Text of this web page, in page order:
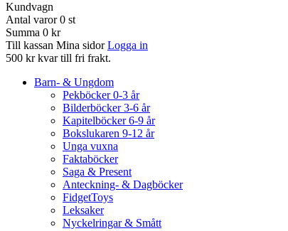
Kundvagn
Antal varor 0 st
Summa 0 kr
Till kassan Mina sidor Logga in
500 kr kvar till fri frakt.
Barn- & Ungdom
Pekböcker 0-3 år
Bilderböcker 3-6 år
Kapitelböcker 6-9 år
Bokslukaren 9-12 år
Unga vuxna
Faktaböcker
Saga & Present
Anteckning- & Dagböcker
FidgetToys
Leksaker
Nyckelringar & Smått